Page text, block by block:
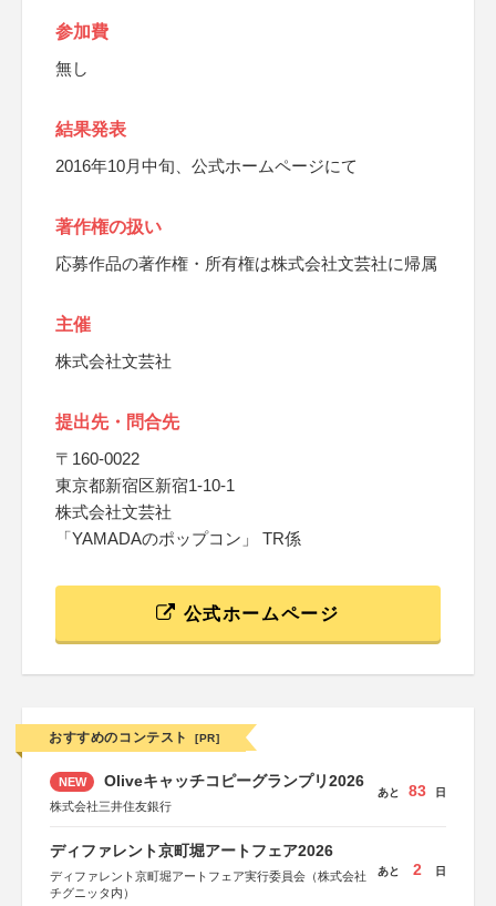
参加費
無し
結果発表
2016年10月中旬、公式ホームページにて
著作権の扱い
応募作品の著作権・所有権は株式会社文芸社に帰属
主催
株式会社文芸社
提出先・問合先
〒160-0022
東京都新宿区新宿1-10-1
株式会社文芸社
「YAMADAのポップコン」 TR係
公式ホームページ
おすすめのコンテスト [PR]
NEW Oliveキャッチコピーグランプリ2026
株式会社三井住友銀行
あと 83 日
ディファレント京町堀アートフェア2026
ディファレント京町堀アートフェア実行委員会（株式会社
チグニッタ内）
あと 2 日